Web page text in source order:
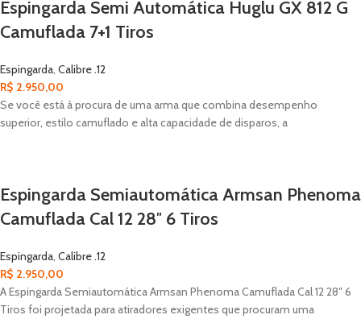
Espingarda Semi Automática Huglu GX 812 G
Camuflada 7+1 Tiros
Espingarda, Calibre .12
R$ 2.950,00
Se você está à procura de uma arma que combina desempenho
superior, estilo camuflado e alta capacidade de disparos, a
Espingarda Semiautomática Armsan Phenoma
Camuflada Cal 12 28″ 6 Tiros
Espingarda, Calibre .12
R$ 2.950,00
A Espingarda Semiautomática Armsan Phenoma Camuflada Cal 12 28″ 6
Tiros foi projetada para atiradores exigentes que procuram uma